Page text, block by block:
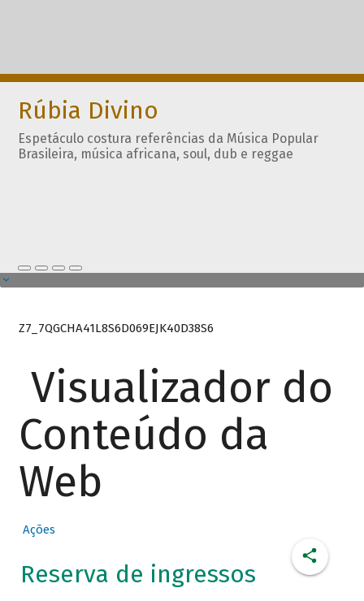
Rúbia Divino
Espetáculo costura referências da Música Popular
Brasileira, música africana, soul, dub e reggae
Z7_7QGCHA41L8S6D069EJK40D38S6
Visualizador do
Conteúdo da
Web
Ações
Reserva de ingressos